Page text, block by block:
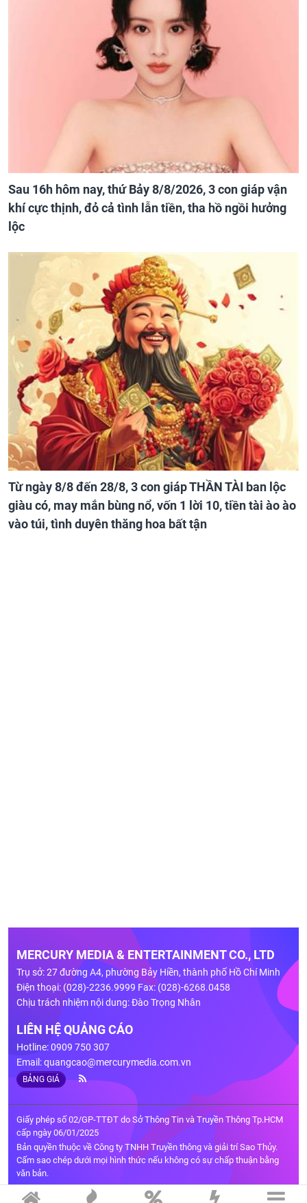
Sau 16h hôm nay, thứ Bảy 8/8/2026, 3 con giáp vận
khí cực thịnh, đỏ cả tình lẫn tiền, tha hồ ngồi hưởng
lộc
Từ ngày 8/8 đến 28/8, 3 con giáp THẦN TÀI ban lộc
giàu có, may mắn bùng nổ, vốn 1 lời 10, tiền tài ào ào
vào túi, tình duyên thăng hoa bất tận
MERCURY MEDIA & ENTERTAINMENT CO., LTD
Trụ sở: 27 đường A4, phường Bảy Hiền, thành phố Hồ Chí Minh
Điện thoại: (028)-2236.9999 Fax: (028)-6268.0458
Chịu trách nhiệm nội dung: Đào Trọng Nhân
LIÊN HỆ QUẢNG CÁO
Hotline: 0909 750 307
Email:quangcao@mercurymedia.com.vn
BẢNG GIÁ
Giấy phép số 02/GP-TTĐT do Sở Thông Tin và Truyền Thông Tp.HCM
cấp ngày 06/01/2025
Bản quyền thuộc về Công ty TNHH Truyền thông và giải trí Sao Thủy.
Cấm sao chép dưới mọi hình thức nếu không có sự chấp thuận bằng
văn bản.